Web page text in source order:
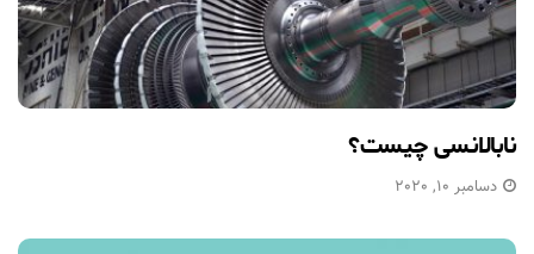
نابالانسی چیست؟
دسامبر 10, 2020